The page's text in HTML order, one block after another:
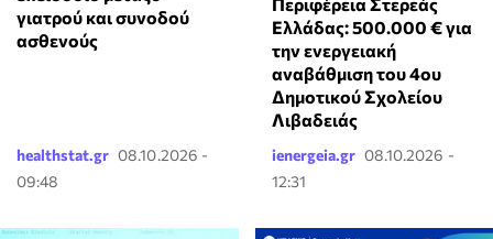
γιατρού και συνοδού
ασθενούς
healthstat.gr 08.10.2026 -
09:48
Ελλάδας: 500.000 € για
την ενεργειακή
αναβάθμιση του 4ου
Δημοτικού Σχολείου
Λιβαδειάς
ienergeia.gr 08.10.2026 -
12:31